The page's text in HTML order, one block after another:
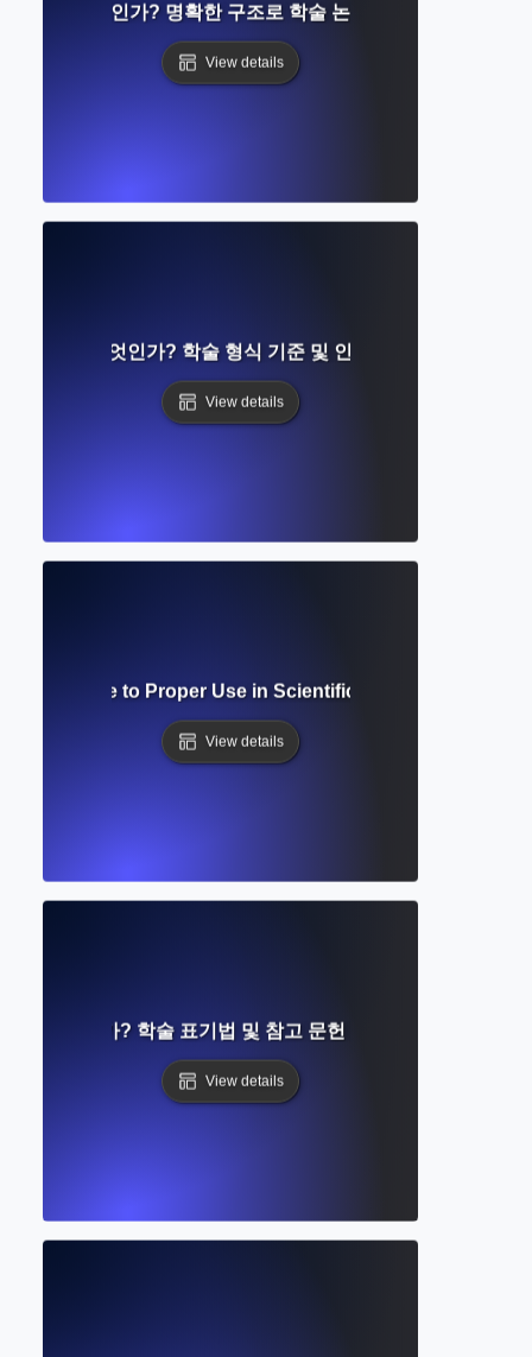
목이란 무엇인가? 명확한 구조로 학술 논문을 조직하는 방법
View details
가이드란 무엇인가? 학술 형식 기준 및 인용 시스템 이해하기
View details
Guide to Proper Use in Scientific and Mathematical
View details
란 무엇인가? 학술 표기법 및 참고 문헌 형식에 대한 완벽 가
View details